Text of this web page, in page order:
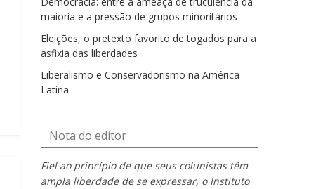
maioria e a pressão de grupos minoritários
Eleições, o pretexto favorito de togados para a
asfixia das liberdades
Liberalismo e Conservadorismo na América
Latina
Nota do editor
Fiel ao princípio de que seus colunistas têm
ampla liberdade de se expressar, o Instituto